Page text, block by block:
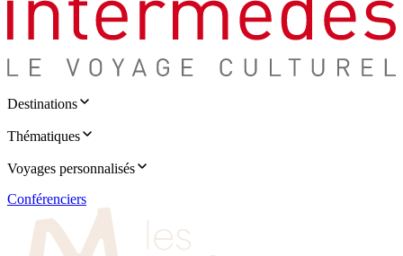
Destinations
Thématiques
Voyages personnalisés
Conférenciers